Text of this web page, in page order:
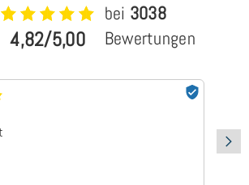
4,82/5,00
bei 3038
Bewertungen